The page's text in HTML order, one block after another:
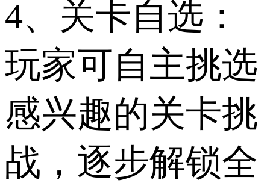
4、关卡自选：
玩家可自主挑选
感兴趣的关卡挑
战，逐步解锁全